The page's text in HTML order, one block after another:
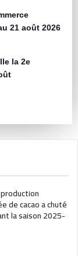
21 août 2026
la 2e
de cacao a chuté
la saison 2025-